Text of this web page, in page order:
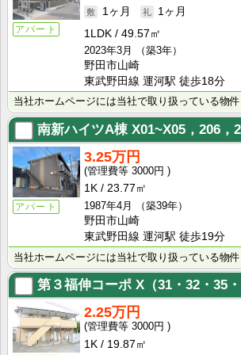
アパート
1ヶ月
1ヶ月
1LDK
49.57㎡
2023年3月
（築3年）
野田市山崎
東武野田線 運河駅 徒歩18分
南新ハイツA棟X01~X05，206，
アパート
3.25万円
3000円
1K
23.77㎡
1987年4月
（築39年）
野田市山崎
東武野田線 運河駅 徒歩19分
第３福伸コーポ X（31・32・35
2.25万円
3000円
1K
19.87㎡